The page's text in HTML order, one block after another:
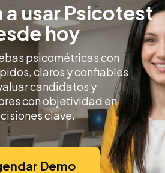
usar Psicotest
hoy
psicométricas con
claros y confiables
candidatos y
con objetividad en
clave.
Demo